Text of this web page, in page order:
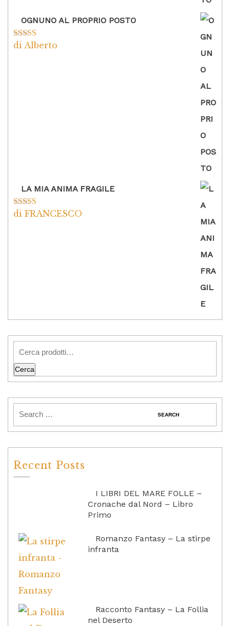
OGNUNO AL PROPRIO POSTO
Valutato5su
di Alberto
LA MIA ANIMA FRAGILE
Valutato5su
di FRANCESCO
Cerca
Recent Posts
I LIBRI DEL MARE FOLLE –
Cronache dal Nord – Libro
Primo
Romanzo Fantasy – La stirpe
infranta
Racconto Fantasy – La Follia
nel Deserto